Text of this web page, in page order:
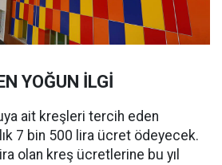
YOĞUN İLGİ
ait kreşleri tercih eden
7 bin 500 lira ücret ödeyecek.
olan kreş ücretlerine bu yıl